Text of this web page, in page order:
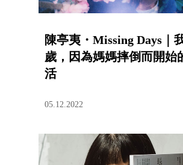
陳亭夷・Missing Days｜
歲，因為媽媽摔倒而開始
活
05.12.2022